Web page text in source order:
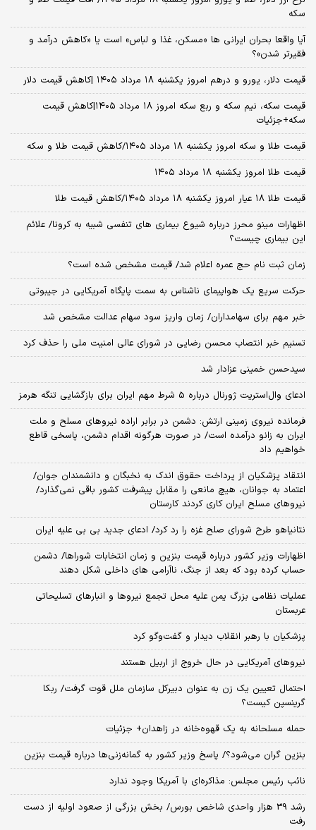
سکه
آیا واقعا بحران ایرانی ها «مسکن، غذا و لباس» است یا «کاهش درآمد و
فقیرتر شدن»؟
قیمت دلار، یورو و درهم امروز یکشنبه ۱۸ مرداد ۱۴۰۵ |کاهش قیمت دلار
قیمت سکه، نیم سکه و ربع سکه امروز ۱۸ مرداد ۱۴۰۵|کاهش قیمت
سکه+جزئیات
قیمت طلا و سکه امروز یکشنبه ۱۸ مرداد ۱۴۰۵/کاهش قیمت طلا و سکه
قیمت طلا امروز یکشنبه ۱۸ مرداد ۱۴۰۵
قیمت طلا ۱۸ عیار امروز یکشنبه ۱۸ مرداد ۱۴۰۵/کاهش قیمت طلا
اظهارات مینو محرز درباره شیوع بیماری‌ های تنفسی شبیه به کرونا/ علائم
این بیماری چیست؟
زمان ثبت‌ نام حج عمره اعلام شد/ قیمت مشخص شده است؟
حرکت سریع یک هواپیمای ناشناس به سمت پایگاه آمریکایی در جیبوتی
خبر مهم برای سهامداران/ زمان واریز سود سهام عدالت مشخص شد
تسنیم خبر انتصاب محسن رضایی در شورای عالی امنیت ملی را حذف کرد
سیدحسن خمینی عزادار شد
ادعای وال‌استریت ژورنال درباره 5 شرط مهم ایران برای بازگشایی تنگه هرمز
فرمانده نیروی زمینی ارتش: دشمن در برابر اراده نیروهای مسلح و ملت
ایران به زانو درآمده است/ در صورت هرگونه اقدام دشمن، پاسخی قاطع
خواهیم داد
انتقاد پزشکیان از پرداخت حقوق اندک به نخبگان و دانشمندان جوان/
اعتماد به جوانان، هیچ مانعی را مقابل پیشرفت کشور باقی نمی‌گذارد/
نیروهای مسلح ایران کاری کردند کارستان
نتانیاهو طرح شورای صلح غزه را رد کرد/ ادعای جدید بی بی علیه ایران
اظهارات وزیر کشور درباره قیمت بنزین و زمان انتخابات شوراها/ دشمن
حساب کرده بود که بعد از جنگ، ناآرامی‌ های داخلی شکل دهند
عملیات نظامی بزرگ یمن علیه محل تجمع نیروها و انبارهای تسلیحاتی
عربستان
پزشکیان با رهبر انقلاب دیدار و گفت‌وگو کرد
نیروهای آمریکایی در حال خروج از اربیل هستند
احتمال تعیین یک زن به عنوان دبیرکل سازمان ملل قوت گرفت/ ربکا
گرینسپن کیست؟
حمله مسلحانه به یک قهوه‌خانه در زاهدان+ جزئیات
بنزین گران می‌شود؟/ پاسخ وزیر کشور به گمانه‌زنی‌ها درباره قیمت بنزین
نائب رئیس مجلس: مذاکره‌ای با آمریکا وجود ندارد
رشد 39 هزار واحدی شاخص بورس/ بخش بزرگی از صعود اولیه از دست
رفت